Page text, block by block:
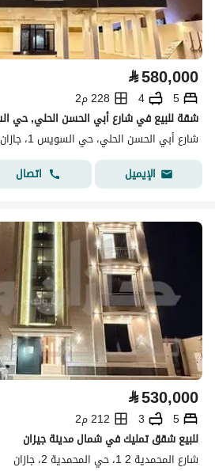
⃁580,000
5
4
228 م2
شارع أبي الحسن الحلي، حي السويس 1، جازان
الإيميل
اتصال
⃁530,000
5
3
212 م2
للبيع شقق تمليك في شمال مدينة جيزان
شارع المحمدية 2 1، حي المحمدية 2، جازان